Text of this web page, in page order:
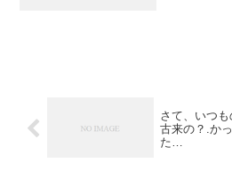
さて、いつ
古来の？.か
た…